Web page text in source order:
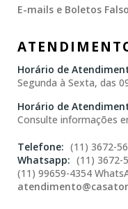
E-mails e Boletos
Horário de
Segunda à Sexta, das
Horário de
Consulte informações
(11) 3672-
(11) 3672-
(11) 99659-4354